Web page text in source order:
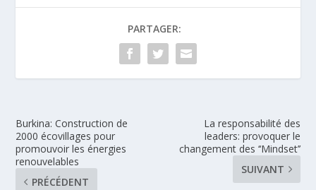
PARTAGER:
Burkina: Construction de
2000 écovillages pour
promouvoir les énergies
renouvelables
PRÉCÉDENT
La responsabilité des
leaders: provoquer le
changement des ‘‘Mindset’’
SUIVANT